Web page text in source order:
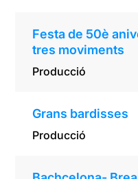
Festa de 50è
tres moviments
Producció
Grans bardisses
Producció